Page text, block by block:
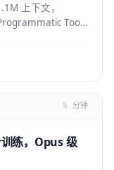
上下文，
Tool
5 分钟
练，Opus 级